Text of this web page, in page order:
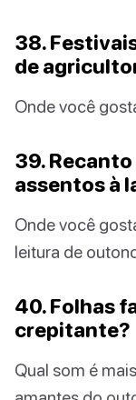
38.
de
Onde você
39.
assentos à
Onde você
leitura de
40. Folhas
crepitante?
Qual som é